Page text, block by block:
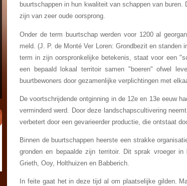
buurtschappen in hun kwaliteit van schappen van
zijn van zeer oude oorsprong.
Onder de term buurtschap werden voor 1200 al
meld. (J. P. de Monté Ver Loren: Grondbezit en
term in zijn oorspronkelijke betekenis, staat voor een
een bepaald lokaal territoir samen "boeren" ofwel
buurtbewoners door gezamen­lijke verplichtingen met
De voortschrijdende ontginning in de 12e en 13e eeuw
verminderd werd. Door deze landschapscultivering
verbetert door een gevarieerder productie, die ontstaat
Binnen de buurtschappen heerste een strakke
gronden en be­paalde zijn territoir. Dit sprak vroeger
Grieth, Ooy, Holthuizen en Babberich.
In feite gaat het in deze tijd al om plaatselijke gilden.